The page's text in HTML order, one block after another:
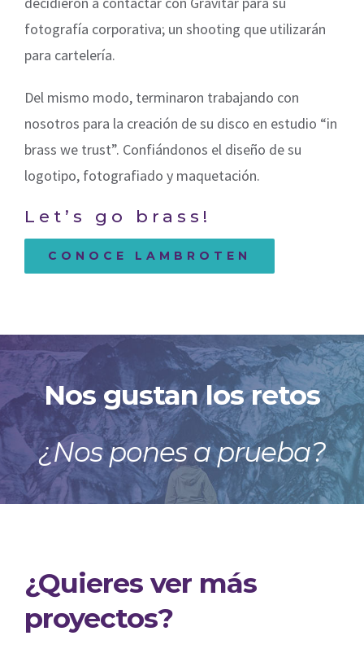
fotografía corporativa; un shooting que utilizarán
para cartelería.
Del mismo modo, terminaron trabajando con
nosotros para la creación de su disco en estudio “in
brass we trust”. Confiándonos el diseño de su
logotipo, fotografiado y maquetación.
Let’s go brass!
CONOCE LAMBROTEN
Nos gustan los retos
¿Nos pones a prueba?
¿Quieres ver más
proyectos?